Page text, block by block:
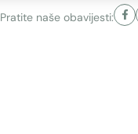
Pratite naše obavijesti: